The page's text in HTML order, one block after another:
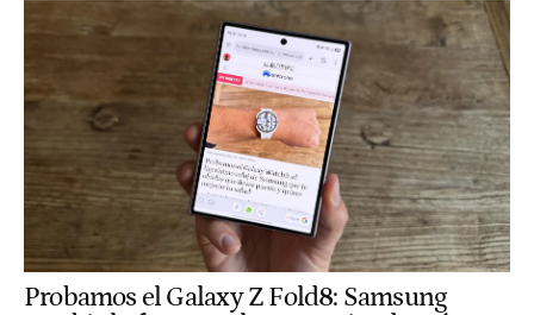
Probamos el Galaxy Z Fold8: Samsung